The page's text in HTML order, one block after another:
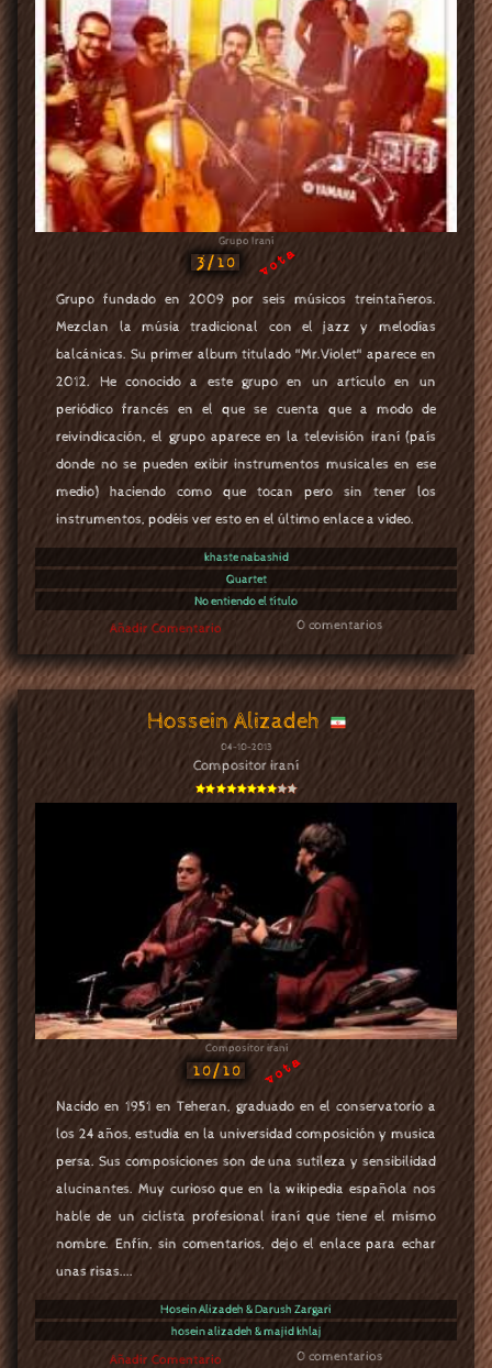
Grupo Iraní
3/10 vota
Grupo fundado en 2009 por seis músicos treintañeros.
Mezclan la músia tradicional con el jazz y melodías
balcánicas. Su primer album titulado "Mr.Violet" aparece en
2012. He conocido a este grupo en un artículo en un
periódico francés en el que se cuenta que a modo de
reivindicación, el grupo aparece en la televisión iraní (país
donde no se pueden exibir instrumentos musicales en ese
medio) haciendo como que tocan pero sin tener los
instrumentos, podéis ver esto en el último enlace a vídeo.
khaste nabashid
Quartet
No entiendo el título
Añadir Comentario 0 comentarios
Hossein Alizadeh
04-10-2013
Compositor iraní
Compositor iraní
10/10 vota
Nacido en 1951 en Teheran, graduado en el conservatorio a
los 24 años, estudia en la universidad composición y musica
persa. Sus composiciones son de una sutileza y sensibilidad
alucinantes. Muy curioso que en la wikipedia española nos
hable de un ciclista profesional iraní que tiene el mismo
nombre. Enfín, sin comentarios, dejo el enlace para echar
unas risas....
Hosein Alizadeh & Darush Zargari
hosein alizadeh & majid khlaj
Añadir Comentario 0 comentarios